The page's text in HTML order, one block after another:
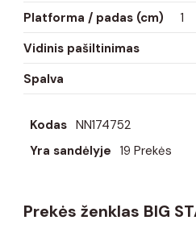
Platforma / padas (cm)
1
Vidinis pašiltinimas
Spalva
Kodas NN174752
Yra sandėlyje 19 Prekės
Prekės ženklas BIG